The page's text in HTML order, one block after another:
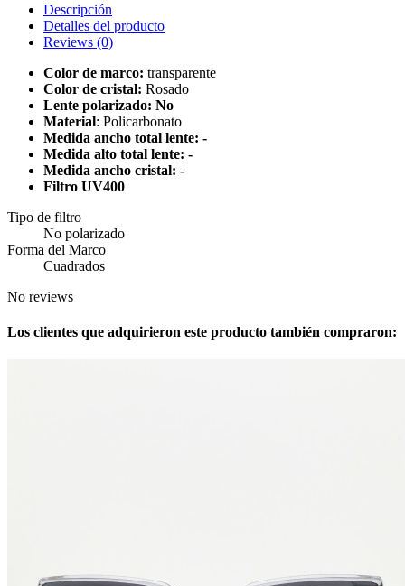
Descripción
Detalles del producto
Reviews (0)
Color de marco: transparente
Color de cristal: Rosado
Lente polarizado: No
Material: Policarbonato
Medida ancho total lente: -
Medida alto total lente: -
Medida ancho cristal: -
Filtro UV400
Tipo de filtro
No polarizado
Forma del Marco
Cuadrados
No reviews
Los clientes que adquirieron este producto también compraron: